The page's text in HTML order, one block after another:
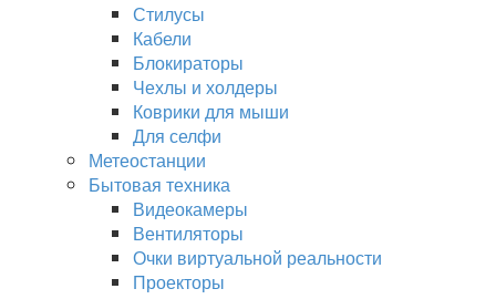
Стилусы
Кабели
Блокираторы
Чехлы и холдеры
Коврики для мыши
Для селфи
Метеостанции
Бытовая техника
Видеокамеры
Вентиляторы
Очки виртуальной реальности
Проекторы